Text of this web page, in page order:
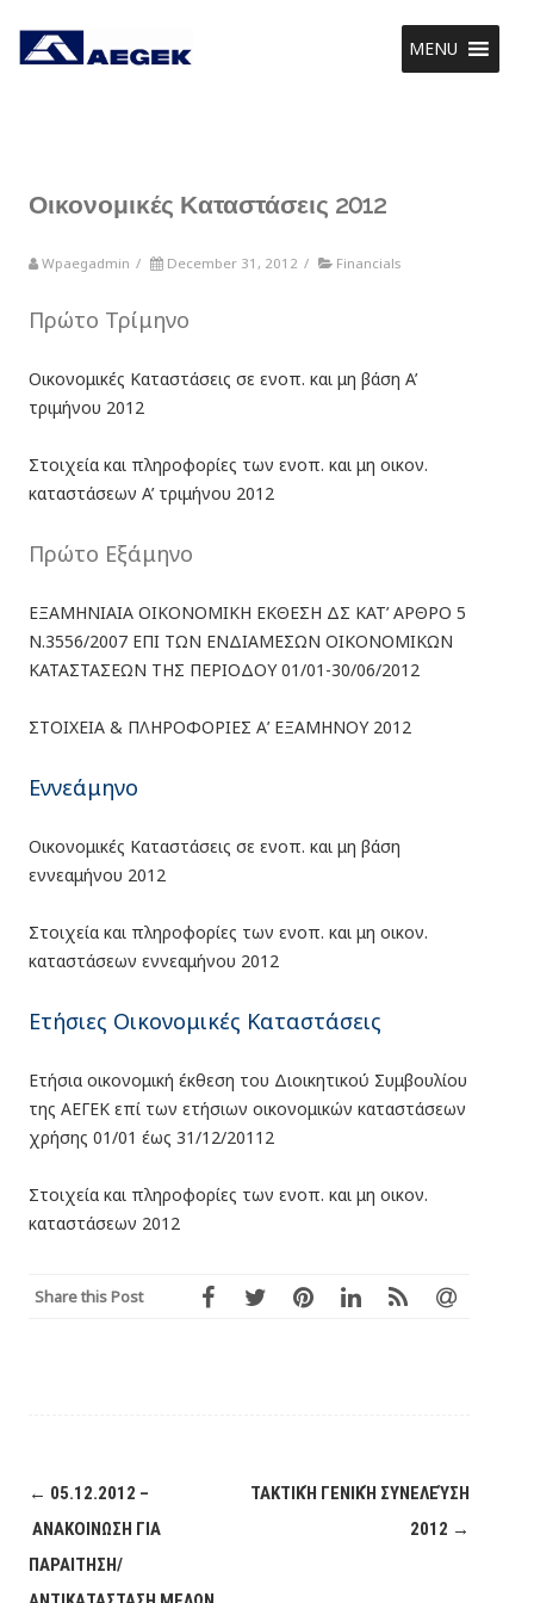
MENU
Οικονομικές Καταστάσεις 2012
Wpaegadmin / December 31, 2012 / Financials
Πρώτο Τρίμηνο
Οικονομικές Καταστάσεις σε ενοπ. και μη βάση A’
τριμήνου 2012
Στοιχεία και πληροφορίες των ενοπ. και μη οικον.
καταστάσεων A’ τριμήνου 2012
Πρώτο Εξάμηνο
ΕΞΑΜΗΝΙΑΙΑ ΟΙΚΟΝΟΜΙΚΗ ΕΚΘΕΣΗ ΔΣ ΚΑΤ’ ΑΡΘΡΟ 5
Ν.3556/2007 ΕΠΙ ΤΩΝ ΕΝΔΙΑΜΕΣΩΝ ΟΙΚΟΝΟΜΙΚΩΝ
ΚΑΤΑΣΤΑΣΕΩΝ ΤΗΣ ΠΕΡΙΟΔΟΥ 01/01-30/06/2012
ΣΤΟΙΧΕΙΑ & ΠΛΗΡΟΦΟΡΙΕΣ Α’ ΕΞΑΜΗΝΟΥ 2012
Εννεάμηνο
Οικονομικές Καταστάσεις σε ενοπ. και μη βάση
εννεαμήνου 2012
Στοιχεία και πληροφορίες των ενοπ. και μη οικον.
καταστάσεων εννεαμήνου 2012
Ετήσιες Οικονομικές Καταστάσεις
Ετήσια οικονομική έκθεση του Διοικητικού Συμβουλίου
της ΑΕΓΕΚ επί των ετήσιων οικονομικών καταστάσεων
χρήσης 01/01 έως 31/12/20112
Στοιχεία και πληροφορίες των ενοπ. και μη οικον.
καταστάσεων 2012
Share this Post
Post
navigation
← 05.12.2012 –
ΑΝΑΚΟΙΝΩΣΗ ΓΙΑ
ΠΑΡΑΙΤΗΣΗ/
ΤΑΚΤΙΚΉ ΓΕΝΙΚΉ ΣΥΝΕΛΕΎΣΗ
2012 →